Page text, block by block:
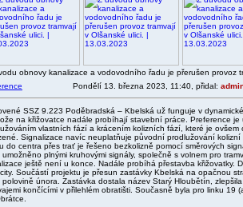
obnovy kanalizace a vodovodního řadu je přerušen provoz
Pondělí 13. března 2023, 11:40, přidal:
SSZ 9.223 Poděbradská – Kbelská už funguje v
na křižovatce nadále probíhají stavební práce. Preference
vlastních fází a krácením kolizních fází, které je ovšem
Signalizace navíc neuplatňuje původní prodlužování
do centra přes trať je řešeno bezkolizně pomocí směrových
umožněno plnými kruhovými signály, společně s volnem pro
ještě není u konce. Nadále probíhá přestavba křižovatky.
Součástí projektu je přesun zastávky Kbelská na opačnou
polovině února. Zastávka dostala název Starý Hloubětín,
končícími v přilehlém obratišti. Současně byla pro linku